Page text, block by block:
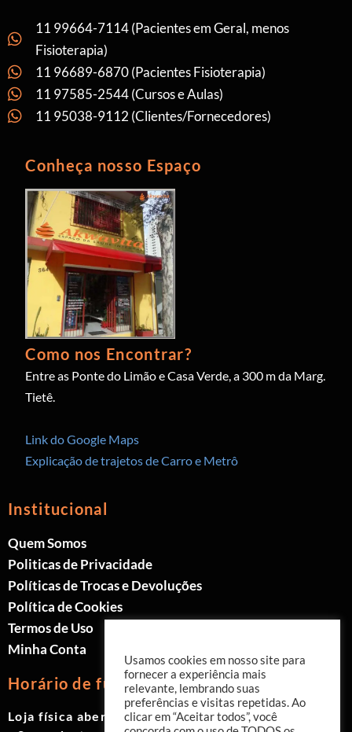
11 99664-7114 (Pacientes em Geral, menos
Fisioterapia)
11 96689-6870 (Pacientes Fisioterapia)
11 97585-2544 (Cursos e Aulas)
11 95038-9112 (Clientes/Fornecedores)
Conheça nosso Espaço
Como nos Encontrar?
Entre as Ponte do Limão e Casa Verde, a 300 m da Marg.
Tietê.
Link do Google Maps
Explicação de trajetos de Carro e Metrô
Institucional
Quem Somos
Politicas de Privacidade
Políticas de Trocas e Devoluções
Política de Cookies
Termos de Uso
Minha Conta
Horário de funcionamento
Loja física aberta de Segunda à Sábado.
Usamos cookies em nosso site para
fornecer a experiência mais
relevante, lembrando suas
preferências e visitas repetidas. Ao
clicar em “Aceitar todos”, você